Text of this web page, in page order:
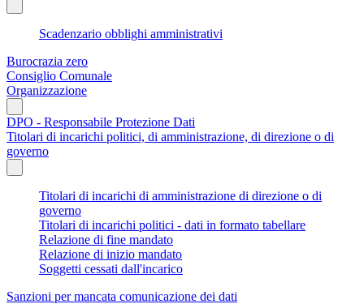
Scadenzario obblighi amministrativi
Burocrazia zero
Consiglio Comunale
Organizzazione
DPO - Responsabile Protezione Dati
Titolari di incarichi politici, di amministrazione, di direzione o di
governo
Titolari di incarichi di amministrazione di direzione o di
governo
Titolari di incarichi politici - dati in formato tabellare
Relazione di fine mandato
Relazione di inizio mandato
Soggetti cessati dall'incarico
Sanzioni per mancata comunicazione dei dati